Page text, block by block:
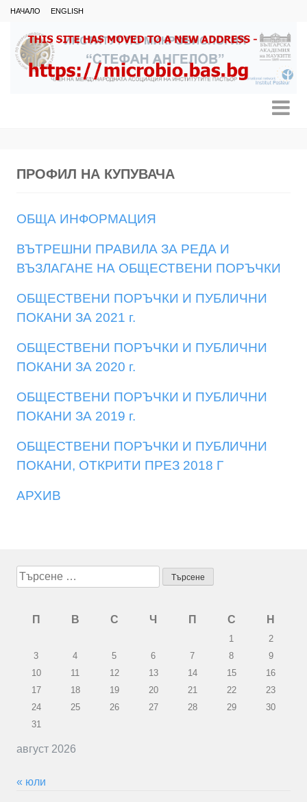
НАЧАЛО ENGLISH
ПРОФИЛ НА КУПУВАЧА
ОБЩА ИНФОРМАЦИЯ
ВЪТРЕШНИ ПРАВИЛА ЗА РЕДА И
ВЪЗЛАГАНЕ НА ОБЩЕСТВЕНИ ПОРЪЧКИ
ОБЩЕСТВЕНИ ПОРЪЧКИ И ПУБЛИЧНИ
ПОКАНИ ЗА 2021 г.
ОБЩЕСТВЕНИ ПОРЪЧКИ И ПУБЛИЧНИ
ПОКАНИ ЗА 2020 г.
ОБЩЕСТВЕНИ ПОРЪЧКИ И ПУБЛИЧНИ
ПОКАНИ ЗА 2019 г.
ОБЩЕСТВЕНИ ПОРЪЧКИ И ПУБЛИЧНИ
ПОКАНИ, ОТКРИТИ ПРЕЗ 2018 Г
АРХИВ
Търсене
за:
август 2026
П В С Ч П С Н
1
2
3
4 5 6 7 8
9
10
11 12 13 14 15
16
17
18 19 20 21 22
23
24
25 26 27 28 29
30
31
« юли